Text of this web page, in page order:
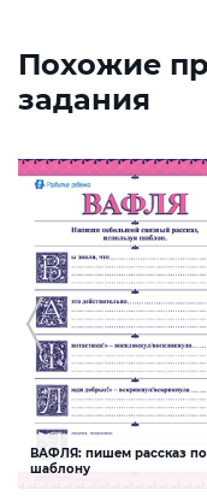
Похожие
задания
ВАФЛЯ: пишем рассказ по
шаблону